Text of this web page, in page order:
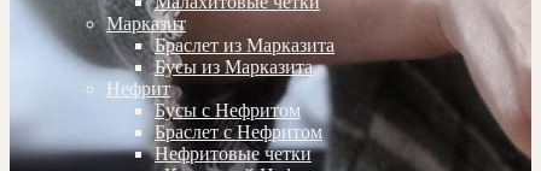
Марказит
Браслет из Марказита
Бусы из Марказита
Нефрит
Бусы с Нефритом
Браслет с Нефритом
Нефритовые четки